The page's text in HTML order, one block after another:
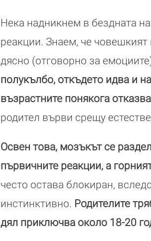
Нека надникнем в бездната
реакции. Знаем, че
дясно (отговорно за
полукълбо, откъдето идва и
възрастните понякога
родител върви срещу
Освен това, мозъкът се
първичните реакции, а
често остава блокиран,
инстинктивно. Родителите
дял приключва около 18-20